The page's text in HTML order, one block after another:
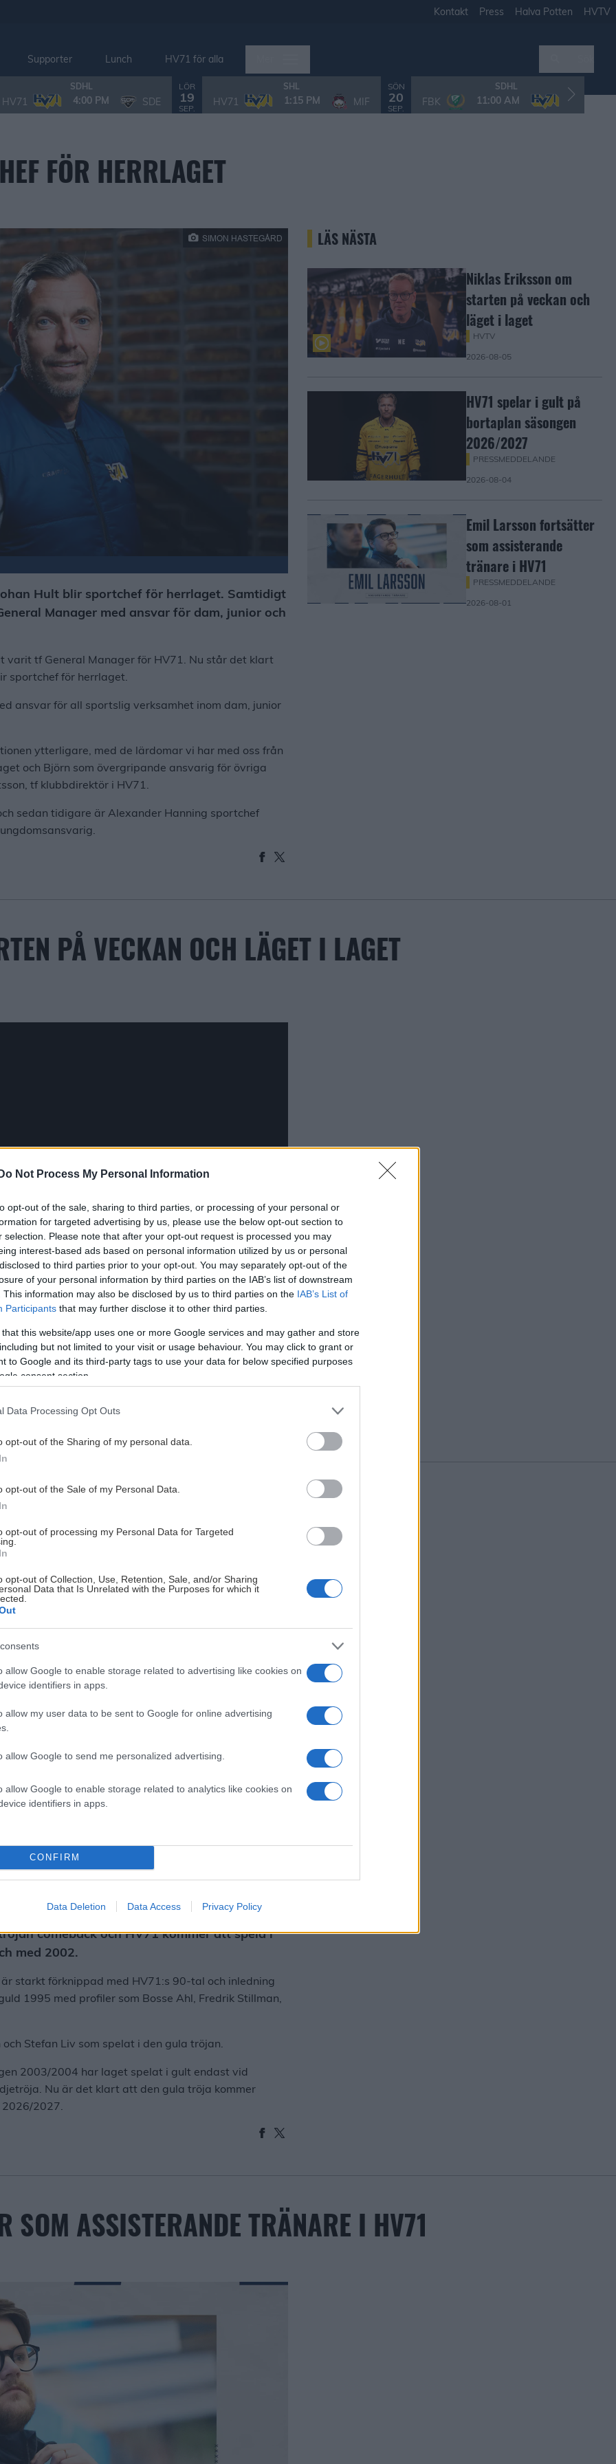
Do Not Process My Personal Information
opt-out of the sale, sharing to third parties, or processing of your personal or
for targeted advertising by us, please use the below opt-out section to
selection. Please note that after your opt-out request is processed you may
interest-based ads based on personal information utilized by us or personal
to third parties prior to your opt-out. You may separately opt-out of the
of your personal information by third parties on the IAB’s list of downstream
This information may also be disclosed by us to third parties on the IAB’s List of
Participants that may further disclose it to other third parties.
that this website/app uses one or more Google services and may gather and store
but not limited to your visit or usage behaviour. You may click to grant or
to Google and its third-party tags to use your data for below specified purposes
consent section.
Data Processing Opt Outs
opt-out of the Sharing of my personal data.
opt-out of the Sale of my Personal Data.
opt-out of processing my Personal Data for Targeted
opt-out of Collection, Use, Retention, Sale, and/or Sharing
Data that Is Unrelated with the Purposes for which it
allow Google to enable storage related to advertising like cookies on
identifiers in apps.
allow my user data to be sent to Google for online advertising
allow Google to send me personalized advertising.
allow Google to enable storage related to analytics like cookies on
identifiers in apps.
CONFIRM
Data Deletion Data Access Privacy Policy
Kontakt Press Halva Potten HVTV
Supporter Lunch HV71 för alla
SDHL
HV71 4:00 PM SDE
LÖR
19
SEP.
SHL
HV71 1:15 PM MIF
SÖN
20
SEP.
SDHL
FBK 11:00 AM HV71
FÖR HERRLAGET
SIMON HASTEGÅRD
Hult blir sportchef för herrlaget. Samtidigt
Manager med ansvar för dam, junior och
varit tf General Manager för HV71. Nu står det klart
sportchef för herrlaget.
ansvar för all sportslig verksamhet inom dam, junior
ytterligare, med de lärdomar vi har med oss från
och Björn som övergripande ansvarig för övriga
tf klubbdirektör i HV71.
sedan tidigare är Alexander Hanning sportchef
LÄS NÄSTA
Niklas Eriksson om
starten på veckan och
läget i laget
HVTV
2026-08-05
HV71 spelar i gult på
bortaplan säsongen
2026/2027
PRESSMEDDELANDE
2026-08-04
Emil Larsson fortsätter
som assisterande
tränare i HV71
PRESSMEDDELANDE
2026-08-01
PÅ VECKAN OCH LÄGET I LAGET
träningsveckan och läget i laget.
SÄSONGEN 2026/2027
Johan Freijd
comeback och HV71 kommer att spela i
med 2002.
starkt förknippad med HV71:s 90-tal och inledning
1995 med profiler som Bosse Ahl, Fredrik Stillman,
Stefan Liv som spelat i den gula tröjan.
2003/2004 har laget spelat i gult endast vid
Nu är det klart att den gula tröja kommer
2027.
SOM ASSISTERANDE TRÄNARE I HV71